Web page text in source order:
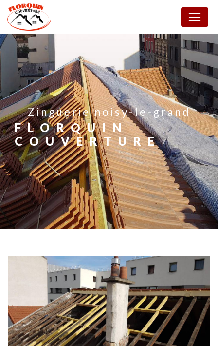
zinguerie noisy-le-grand
FLORQUIN
COUVERTURE
Panneau de gestion des cookies